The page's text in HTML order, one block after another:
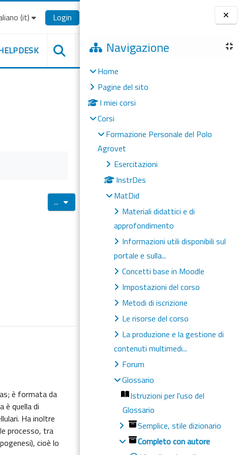
Blocchi
Navigazione
Home
Pagine del sito
I miei corsi
Corsi
Formazione Personale del Polo
Agrovet
Esercitazioni
InstrDes
MatDid
Materiali didattici e di
approfondimento
Informazioni utili disponibili sul
portale e sulla...
Concetti base in Moodle
Impostazioni del corso
Metodi di iscrizione
Le risorse del corso
La produzione e la gestione di
contenuti multimedi...
Forum
Glossario
Istruzioni per l'uso del
Glossario
Semplice, stile dizionario
Completo con autore
‎(it)‎ Login
... Esporta voci
è formata da
è quella di
Ha inoltre
processo, tra
cioè lo